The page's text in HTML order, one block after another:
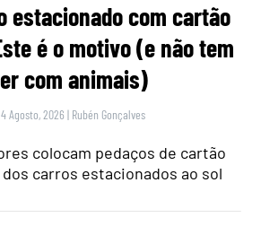
estacionado com cartão
é o motivo (e não tem
com animais)
Agosto, 2026 | Rubén Gonçalves
colocam pedaços de cartão
carros estacionados ao sol